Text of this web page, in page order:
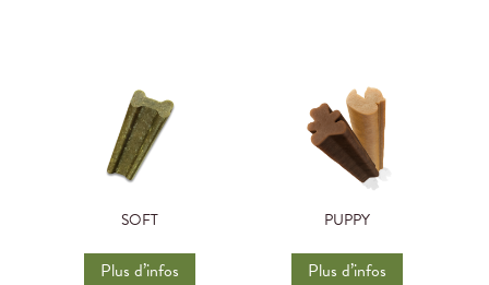
SOFT
Plus d’infos
PUPPY
Plus d’infos